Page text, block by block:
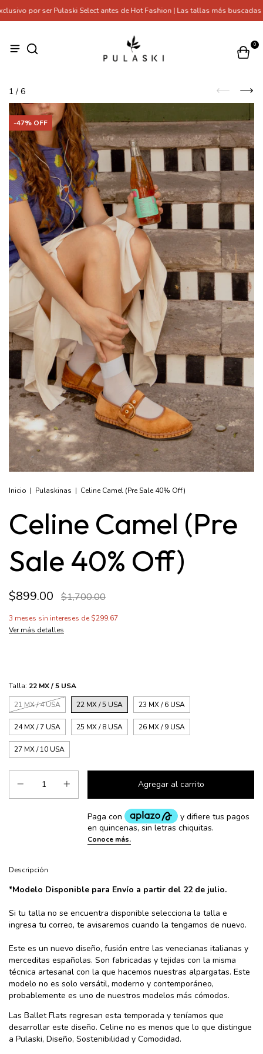
por ser Pulaski Select antes de Hot Fashion | Las tallas más buscadas se
0
1 / 6
-47% OFF
Inicio | Pulaskinas | Celine Camel (Pre Sale 40% Off)
Celine Camel (Pre
Sale 40% Off)
$899.00 $1,700.00
3 meses sin intereses de $299.67
Ver más detalles
Talla: 22 MX / 5 USA
21 MX / 4 USA
22 MX / 5 USA 23 MX / 6 USA
24 MX / 7 USA 25 MX / 8 USA 26 MX / 9 USA
27 MX / 10 USA
Descripción
*Modelo Disponible para Envío a partir del 22 de julio.
Si tu talla no se encuentra disponible selecciona la talla e
ingresa tu correo, te avisaremos cuando la tengamos de nuevo.
Este es un nuevo diseño, fusión entre las venecianas italianas y
merceditas españolas. Son fabricadas y tejidas con la misma
técnica artesanal con la que hacemos nuestras alpargatas. Este
modelo no es solo versátil, moderno y contemporáneo,
probablemente es uno de nuestros modelos más cómodos.
Las Ballet Flats regresan esta temporada y teníamos que
desarrollar este diseño. Celine no es menos que lo que distingue
a Pulaski, Diseño, Sostenibilidad y Comodidad.